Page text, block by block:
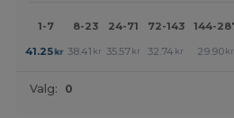
1-7 8-23 24-71 72-143 144-
41.25kr 38.41 kr 35.57 kr 32.74 kr 29.90 kr
Valg: 0